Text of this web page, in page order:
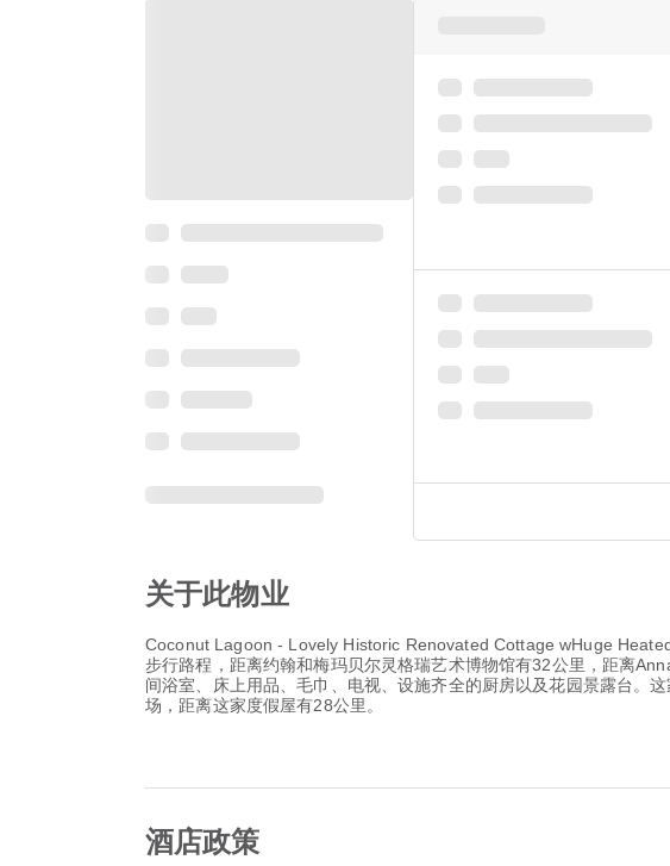
关于此物业
Coconut Lagoon - Lovely Historic Renovated Cottage wHuge
步行路程，距离约翰和梅玛贝尔灵格瑞艺术博物馆有32公里，距离
间浴室、床上用品、毛巾、电视、设施齐全的厨房以及花园景露台。
场，距离这家度假屋有28公里。
酒店政策